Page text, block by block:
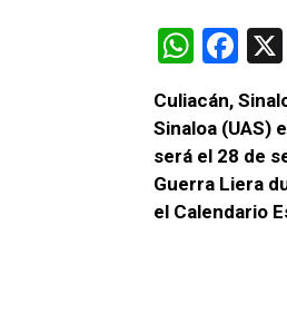
W
at
s
A
p
F
ce
b
o
o
Culiacán,
Sinaloa (UAS)
será el 28 de
Guerra Liera
el Calendario